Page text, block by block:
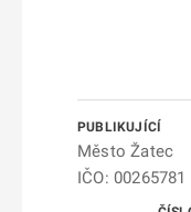
Město Žatec
IČO: 00265781